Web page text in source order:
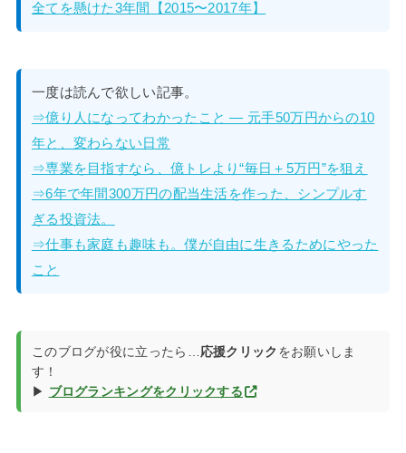
全てを懸けた3年間【2015〜2017年】
一度は読んで欲しい記事。
⇒億り人になってわかったこと — 元手50万円からの10
年と、変わらない日常
⇒専業を目指すなら、億トレより“毎日＋5万円”を狙え
⇒6年で年間300万円の配当生活を作った、シンプルす
ぎる投資法。
⇒仕事も家庭も趣味も。僕が自由に生きるためにやった
こと
このブログが役に立ったら…応援クリック をお願いしま
す！
▶ ブログランキングをクリックする